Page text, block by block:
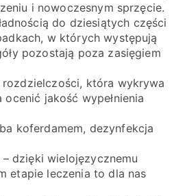
i nowoczesnym sprzęcie.
do dziesiątych części
w których występują
pozostają poza zasięgiem
która wykrywa
jakość wypełnienia
koferdamem, dezynfekcja
dzięki wielojęzycznemu
etapie leczenia to dla nas